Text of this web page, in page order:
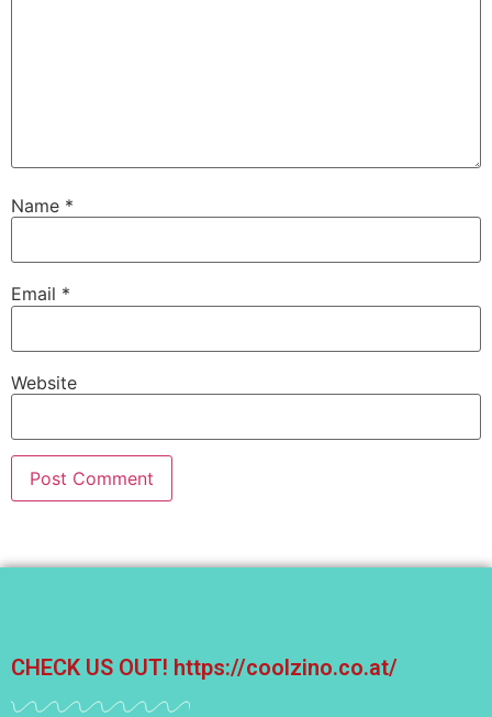
Name *
Email *
Website
CHECK US OUT! https://coolzino.co.at/